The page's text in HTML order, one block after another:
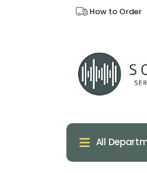
How to Order
All